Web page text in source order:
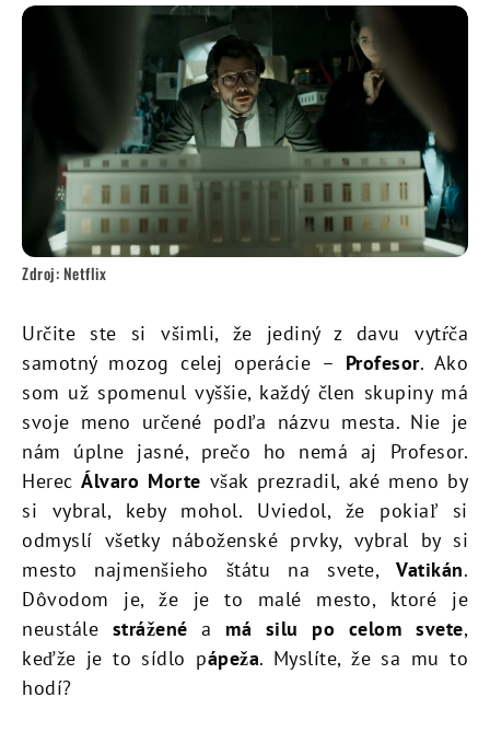
Zdroj: Netflix
Určite ste si všimli, že jediný z davu vytŕča
samotný mozog celej operácie – Profesor. Ako
som už spomenul vyššie, každý člen skupiny má
svoje meno určené podľa názvu mesta. Nie je
nám úplne jasné, prečo ho nemá aj Profesor.
HerecÁlvaro Morte však prezradil, aké meno by
si vybral, keby mohol. Uviedol, že pokiaľ si
odmyslí všetky náboženské prvky, vybral by si
mesto najmenšieho štátu na svete, Vatikán.
Dôvodom je, že je to malé mesto, ktoré je
neustále strážené a má silu po celom svete,
keďže je to sídlo pápeža. Myslíte, že sa mu to
hodí?